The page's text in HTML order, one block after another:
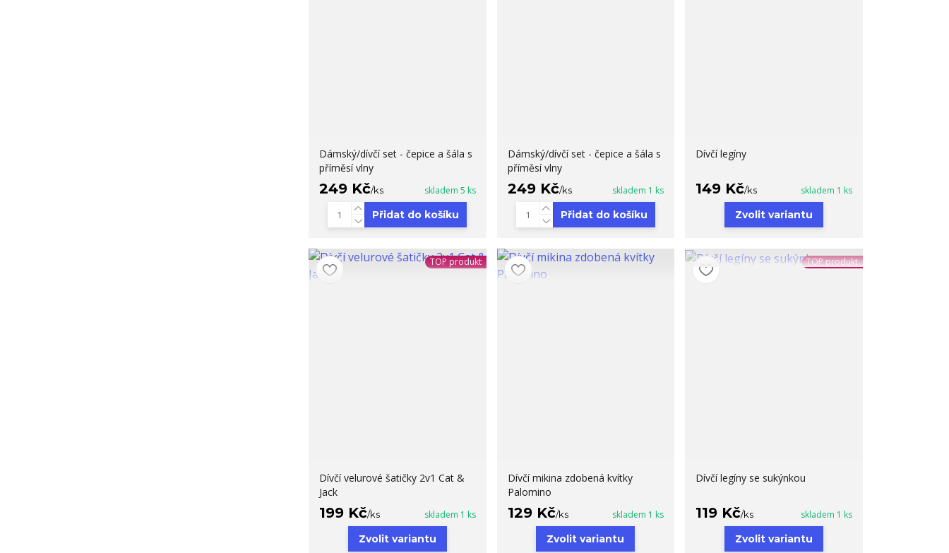
Dámský/dívčí set - čepice a šála s
příměsí vlny
249 Kč/ks skladem 5 ks
Přidat do košíku
Dámský/dívčí set - čepice a šála s
příměsí vlny
249 Kč/ks skladem 1 ks
Přidat do košíku
Dívčí legíny
149 Kč/ks skladem 1 ks
Zvolit variantu
TOP produkt
Dívčí velurové šatičky 2v1 Cat &
Jack
199 Kč/ks skladem 1 ks
Zvolit variantu
Dívčí mikina zdobená kvítky
Palomino
129 Kč/ks skladem 1 ks
Zvolit variantu
TOP produkt
Dívčí legíny se sukýnkou
119 Kč/ks skladem 1 ks
Zvolit variantu